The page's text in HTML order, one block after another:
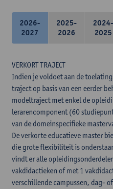
2026-
2027
2025-
2026
2024-
2025
VERKORT TRAJECT
Indien je voldoet aan de
traject op basis van een eerder
modeltraject met enkel de
lerarencomponent (60
van de domeinspecifieke
De verkorte educatieve master
die grote flexibiliteit is
vindt er alle
vakdidactieken of met 1
verschillende campussen, dag-